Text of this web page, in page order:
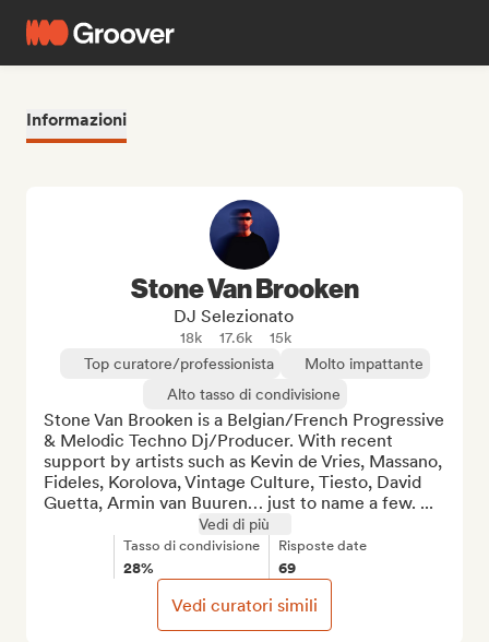
Informazioni
Stone Van Brooken
DJ Selezionato
18k 17.6k
15k
Top curatore/professionista
Molto impattante
Alto tasso di condivisione
Stone Van Brooken is a Belgian/French Progressive
& Melodic Techno Dj/Producer. With recent
support by artists such as Kevin de Vries, Massano,
Fideles, Korolova, Vintage Culture, Tiesto, David
Guetta, Armin van Buuren… just to name a few. ...
Vedi di più
Tasso di condivisione
28%
Risposte date
69
Vedi curatori simili